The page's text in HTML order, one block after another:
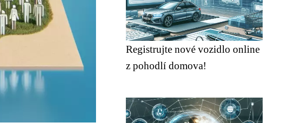
Registrujte nové vozidlo online
z pohodlí domova!